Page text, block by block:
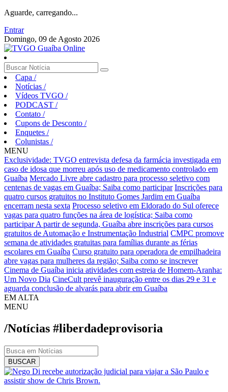
Aguarde, carregando...
Entrar
Domingo, 09 de Agosto 2026
Capa /
Notícias /
Vídeos TVGO /
PODCAST /
Contato /
Cupons de Desconto /
Enquetes /
Colunistas /
MENU
Exclusividade: TVGO entrevista defesa da farmácia investigada em
caso de idosa que morreu após uso de medicamento controlado em
Guaíba Mercado Livre abre cadastro para processo seletivo com
centenas de vagas em Guaíba; Saiba como participar Inscrições para
quatro cursos gratuitos no Instituto Gomes Jardim em Guaíba
encerram nesta sexta Processo seletivo em Eldorado do Sul oferece
vagas para quatro funções na área de logística; Saiba como
participarA partir de segunda, Guaíba abre inscrições para cursos
gratuitos de Automação e Instrumentação Industrial CMPC promove
semana de atividades gratuitas para famílias durante as férias
escolares em Guaíba Curso gratuito para operadora de empilhadeira
abre vagas para mulheres da região; Saiba como se inscrever
Cinema de Guaíba inicia atividades com estreia de Homem-Aranha:
Um Novo Dia CineCult prevê inauguração entre os dias 29 e 31 e
aguarda conclusão de alvarás para abrir em Guaíba
EM ALTA
MENU
/Notícias #liberdadeprovisoria
BUSCAR